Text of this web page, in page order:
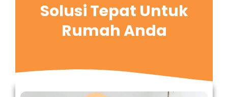
Solusi Tepat Untuk
Rumah Anda